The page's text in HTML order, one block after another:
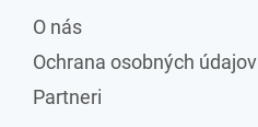
O nás
Ochrana osobných údajov
Partneri